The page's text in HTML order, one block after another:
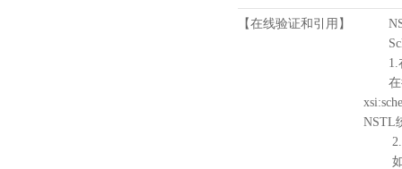
【在线验证和引用】
1.
在待
NSTL
2.
如需